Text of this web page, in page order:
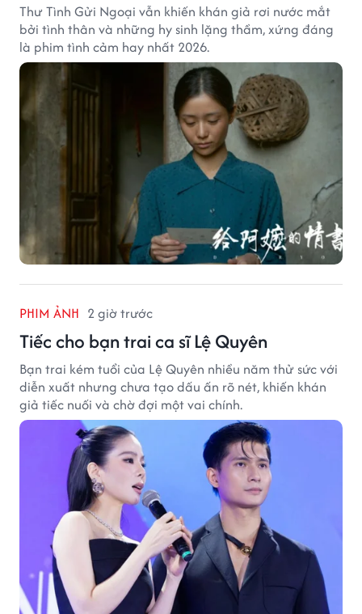
Thư Tình Gửi Ngoại vẫn khiến khán giả rơi nước mắt
bởi tình thân và những hy sinh lặng thầm, xứng đáng
là phim tình cảm hay nhất 2026.
PHIM ẢNH 2 giờ trước
Tiếc cho bạn trai ca sĩ Lệ Quyên
Bạn trai kém tuổi của Lệ Quyên nhiều năm thử sức với
diễn xuất nhưng chưa tạo dấu ấn rõ nét, khiến khán
giả tiếc nuối và chờ đợi một vai chính.